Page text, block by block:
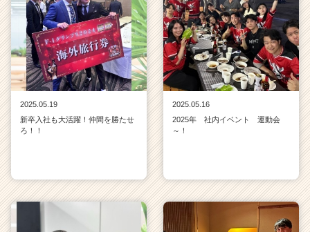
2025.05.19
新卒入社も大活躍！仲間を勝たせ
ろ！！
2025.05.16
2025年 社内イベント 運動会
～！